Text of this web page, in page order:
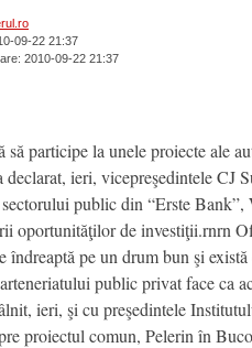
09-22 21:37
2010-09-22 21:37
să participe la unele proiecte ale
declarat, ieri, vicepreşedintele
public din “Erste
oportunităţilor de investiţii.rnrn
îndreaptă pe un drum bun şi
public privat face ca
ieri, şi cu preşedintele
proiectul comun, Pelerin în